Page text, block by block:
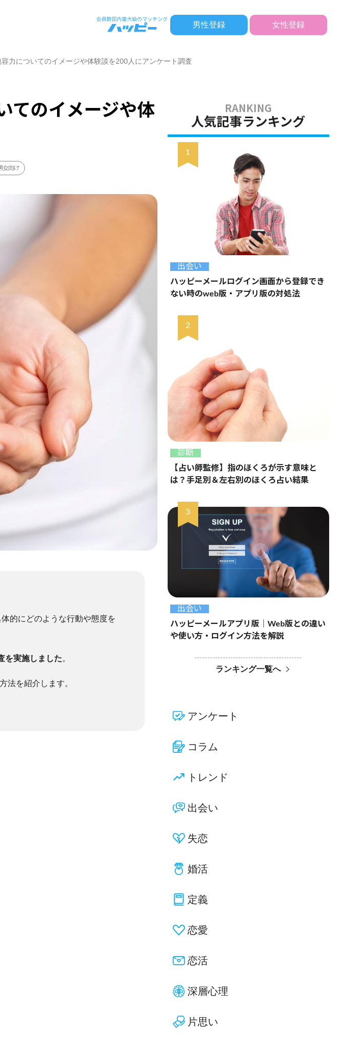
男性登録 女性登録
力についてのイメージや体験談を200人にアンケート調査
てのイメージや体
女向け
的にどのような行動や態度を
を実施しました。
法を紹介します。
人気記事ランキング
出会い
ハッピーメールログイン画面から登録でき
ない時のweb版・アプリ版の対処法
診断
【占い師監修】指のほくろが示す意味と
は？手足別＆左右別のほくろ占い結果
出会い
ハッピーメールアプリ版｜Web版との違い
や使い方・ログイン方法を解説
ランキング一覧へ
アンケート
コラム
トレンド
出会い
失恋
婚活
定義
恋愛
恋活
深層心理
片思い